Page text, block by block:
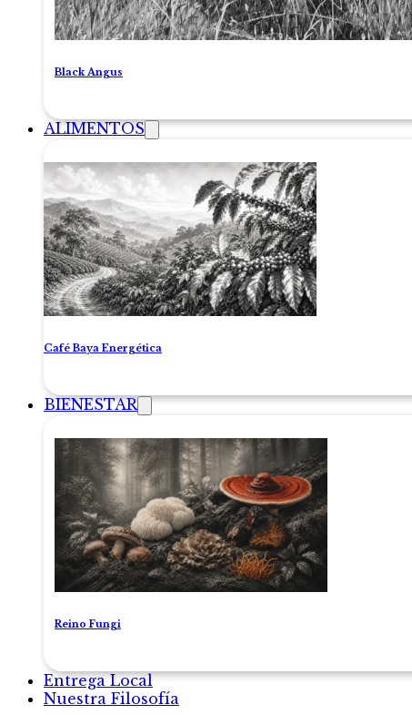
Black Angus
ALIMENTOS
Café Baya Energética
BIENESTAR
Reino Fungi
Entrega Local
Nuestra Filosofía